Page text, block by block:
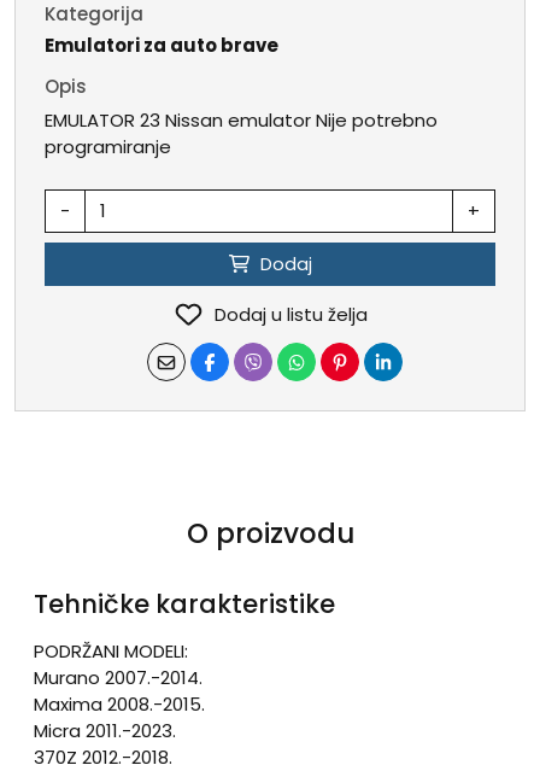
Kategorija
Emulatori za auto brave
Opis
EMULATOR 23 Nissan emulator Nije potrebno
programiranje
- +
Dodaj
Dodaj u listu želja
O proizvodu
Tehničke karakteristike
PODRŽANI MODELI:
Murano 2007.-2014.
Maxima 2008.-2015.
Micra 2011.-2023.
370Z 2012.-2018.